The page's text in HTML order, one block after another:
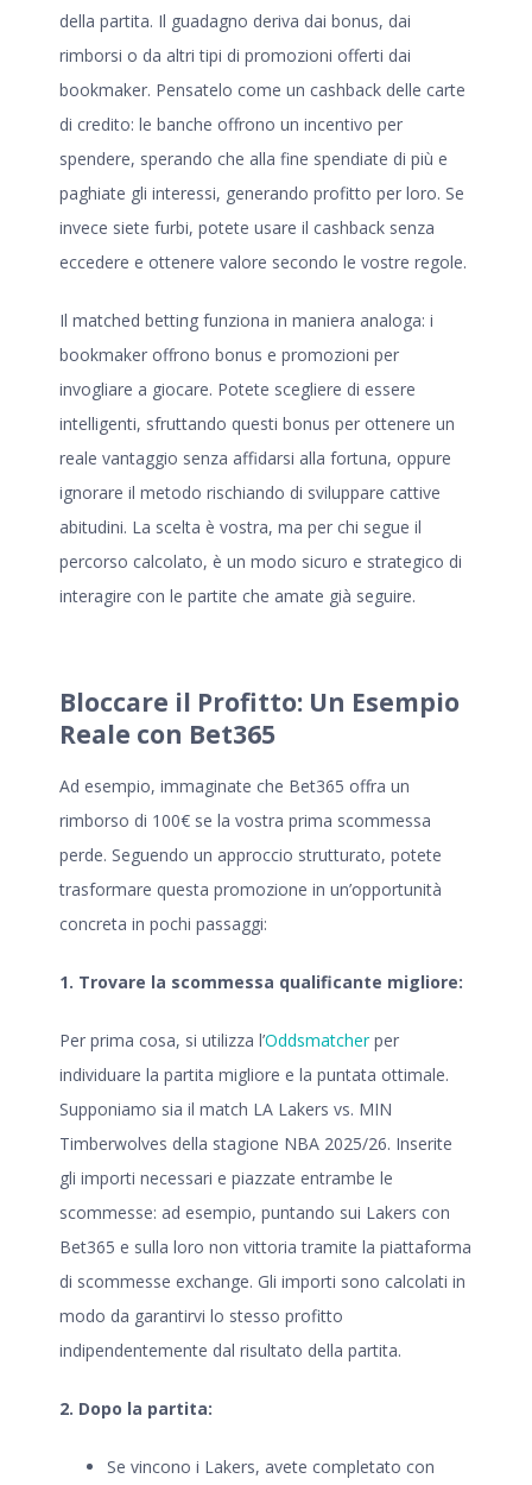
della partita. Il guadagno deriva dai bonus, dai
rimborsi o da altri tipi di promozioni offerti dai
bookmaker. Pensatelo come un cashback delle carte
di credito: le banche offrono un incentivo per
spendere, sperando che alla fine spendiate di più e
paghiate gli interessi, generando profitto per loro. Se
invece siete furbi, potete usare il cashback senza
eccedere e ottenere valore secondo le vostre regole.
Il matched betting funziona in maniera analoga: i
bookmaker offrono bonus e promozioni per
invogliare a giocare. Potete scegliere di essere
intelligenti, sfruttando questi bonus per ottenere un
reale vantaggio senza affidarsi alla fortuna, oppure
ignorare il metodo rischiando di sviluppare cattive
abitudini. La scelta è vostra, ma per chi segue il
percorso calcolato, è un modo sicuro e strategico di
interagire con le partite che amate già seguire.
Bloccare il Profitto: Un Esempio
Reale con Bet365
Ad esempio, immaginate che Bet365 offra un
rimborso di 100€ se la vostra prima scommessa
perde. Seguendo un approccio strutturato, potete
trasformare questa promozione in un’opportunità
concreta in pochi passaggi:
1. Trovare la scommessa qualificante migliore:
Per prima cosa, si utilizza l’Oddsmatcherper
individuare la partita migliore e la puntata ottimale.
Supponiamo sia il match LA Lakers vs. MIN
Timberwolves della stagione NBA 2025/26. Inserite
gli importi necessari e piazzate entrambe le
scommesse: ad esempio, puntando sui Lakers con
Bet365 e sulla loro non vittoria tramite la piattaforma
di scommesse exchange. Gli importi sono calcolati in
modo da garantirvi lo stesso profitto
indipendentemente dal risultato della partita.
2. Dopo la partita:
Se vincono i Lakers, avete completato con